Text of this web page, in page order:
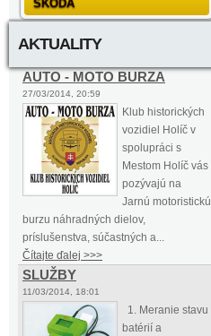
ŠKODA
AKTUALITY
AUTO - MOTO BURZA
27/03/2014, 20:59
Klub historických
vozidiel Holíč v
spolupráci s
Mestom Holíč vás
pozývajú na
Jarnú motoristickú
burzu náhradných dielov,
príslušenstva, súčastných a...
Čítajte ďalej >>>
SLUŽBY
11/03/2014, 18:01
1. Meranie stavu
batérií a